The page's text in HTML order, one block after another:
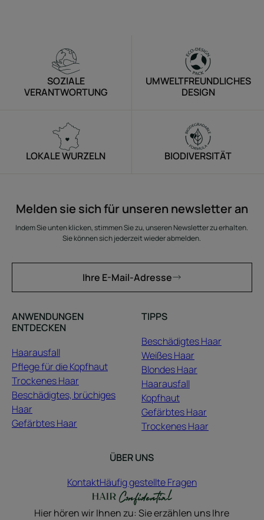
SOZIALE
VERANTWORTUNG
UMWELTFREUNDLICHES
DESIGN
LOKALE WURZELN BIODIVERSITÄT
Melden sie sich für unseren newsletter an
Indem Sie unten klicken, stimmen Sie zu, unseren Newsletter zu erhalten.
Sie können sich jederzeit wieder abmelden.
Ihre E-Mail-Adresse
ANWENDUNGEN
ENTDECKEN
Haarausfall
Pflege für die Kopfhaut
Trockenes Haar
Beschädigtes, brüchiges
Haar
Gefärbtes Haar
TIPPS
Beschädigtes Haar
Weißes Haar
Blondes Haar
Haarausfall
Kopfhaut
Gefärbtes Haar
Trockenes Haar
ÜBER UNS
KontaktHäufig gestellte Fragen
Hier hören wir Ihnen zu: Sie erzählen uns Ihre